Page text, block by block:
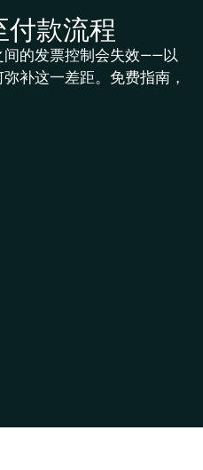
款流程
间的发票控制会失效——以
补这一差距。免费指南，